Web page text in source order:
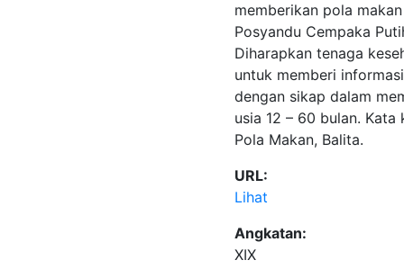
memberikan pola
Posyandu Cempaka
Diharapkan tenaga
untuk memberi
dengan sikap dalam
usia 12 – 60 bulan.
Pola Makan, Balita.
URL:
Lihat
Angkatan:
XIX